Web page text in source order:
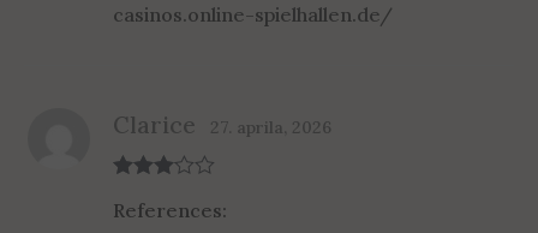
casinos.online-spielhallen.de/
out of 5
Clarice 27. aprila, 2026
References: